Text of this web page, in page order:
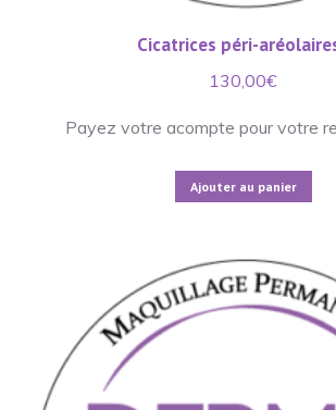
Cicatrices péri-
130,00€
Payez votre acompte pour votre
Ajouter au panier